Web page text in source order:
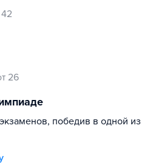
42
26
победив в одной из